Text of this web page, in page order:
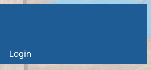
Login